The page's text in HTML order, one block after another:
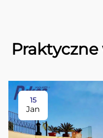
15
Jan